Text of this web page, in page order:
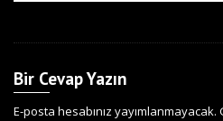
Bir Cevap Yazın
E-posta hesabınız yayımlanmayacak.